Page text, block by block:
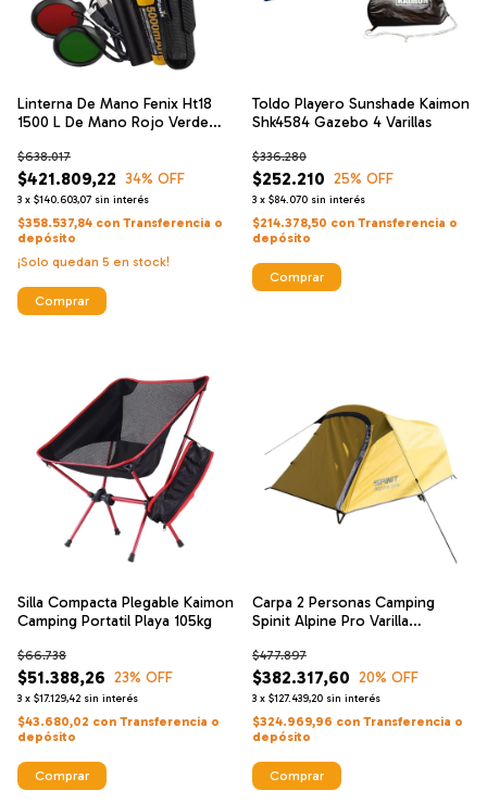
Linterna De Mano Fenix Ht18
1500 L De Mano Rojo Verde
$421.809,22
$638.017
34% OFF
3 x $140.603,07 sin interés
$358.537,84 con Transferencia o
depósito
¡Solo quedan 5 en stock!
Comprar
Toldo Playero Sunshade Kaimon
Shk4584 Gazebo 4 Varillas
$252.210
$336.280
25% OFF
3 x $84.070 sin interés
$214.378,50 con Transferencia o
depósito
Comprar
Silla Compacta Plegable Kaimon
Camping Portatil Playa 105kg
$51.388,26
$66.738
23% OFF
3 x $17.129,42 sin interés
$43.680,02 con Transferencia o
depósito
Comprar
Carpa 2 Personas Camping
Spinit Alpine Pro Varilla
$382.317,60
$477.897
20% OFF
3 x $127.439,20 sin interés
$324.969,96 con Transferencia o
depósito
Comprar